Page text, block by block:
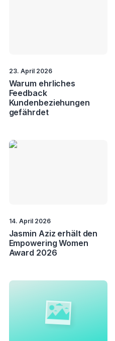
23. April 2026
Warum ehrliches
Feedback
Kundenbeziehungen
gefährdet
14. April 2026
Jasmin Aziz erhält den
Empowering Women
Award 2026